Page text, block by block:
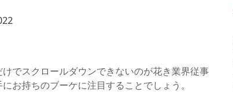
でスクロールダウンできないのが花き業界従事
お持ちのブーケに注目することでしょう。